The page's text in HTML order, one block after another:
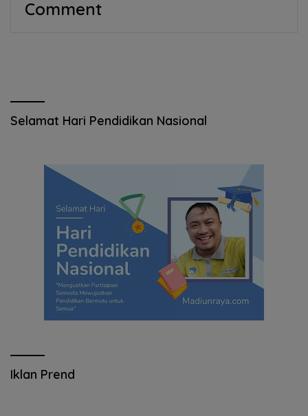
Comment
Selamat Hari Pendidikan Nasional
Iklan Prend